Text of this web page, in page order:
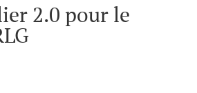
2.0 pour le